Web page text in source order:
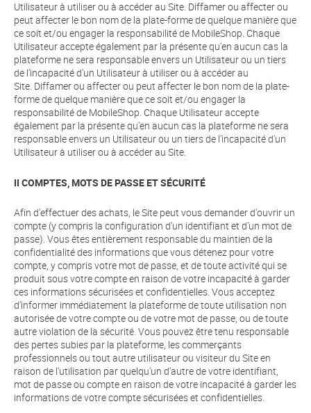
Utilisateur à utiliser ou à accéder au Site. Diffamer ou affecter ou
peut affecter le bon nom de la plate-forme de quelque manière que
ce soit et/ou engager la responsabilité de MobileShop. Chaque
Utilisateur accepte également par la présente qu'en aucun cas la
plateforme ne sera responsable envers un Utilisateur ou un tiers
de l'incapacité d'un Utilisateur à utiliser ou à accéder au
Site. Diffamer ou affecter ou peut affecter le bon nom de la plate-
forme de quelque manière que ce soit et/ou engager la
responsabilité de MobileShop. Chaque Utilisateur accepte
également par la présente qu'en aucun cas la plateforme ne sera
responsable envers un Utilisateur ou un tiers de l'incapacité d'un
Utilisateur à utiliser ou à accéder au Site.
II COMPTES, MOTS DE PASSE ET SÉCURITÉ
Afin d'effectuer des achats, le Site peut vous demander d'ouvrir un
compte (y compris la configuration d'un identifiant et d'un mot de
passe). Vous êtes entièrement responsable du maintien de la
confidentialité des informations que vous détenez pour votre
compte, y compris votre mot de passe, et de toute activité qui se
produit sous votre compte en raison de votre incapacité à garder
ces informations sécurisées et confidentielles. Vous acceptez
d'informer immédiatement la plateforme de toute utilisation non
autorisée de votre compte ou de votre mot de passe, ou de toute
autre violation de la sécurité. Vous pouvez être tenu responsable
des pertes subies par la plateforme, les commerçants
professionnels ou tout autre utilisateur ou visiteur du Site en
raison de l'utilisation par quelqu'un d'autre de votre identifiant,
mot de passe ou compte en raison de votre incapacité à garder les
informations de votre compte sécurisées et confidentielles.